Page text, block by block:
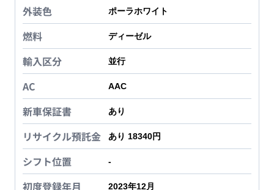
外装色 ポーラホワイト
燃料 ディーゼル
輸入区分 並行
AC AAC
新車保証書 あり
リサイクル預託金 あり 18340円
シフト位置 -
初度登録年月 2023年12月